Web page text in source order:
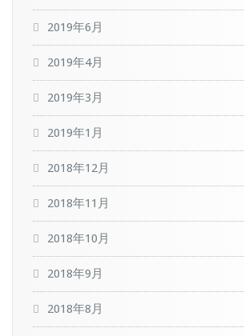
2019年6月
2019年4月
2019年3月
2019年1月
2018年12月
2018年11月
2018年10月
2018年9月
2018年8月